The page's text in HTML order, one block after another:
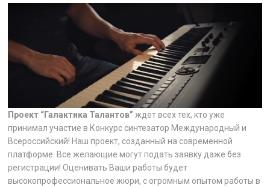
Проект “Галактика Талантов” ждет всех тех, кто уже
принимал участие в Конкурс синтезатор Международный и
Всероссийский! Наш проект, созданный на современной
платформе. Все желающие могут подать заявку даже без
регистрации! Оценивать Ваши работы будет
высокопрофессиональное жюри, с огромным опытом работы в